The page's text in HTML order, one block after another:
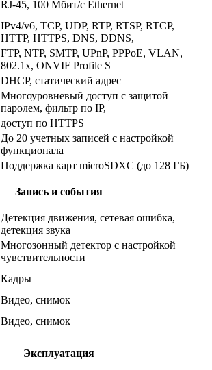
RJ-45, 100 Мбит/с Ethernet
IPv4/v6, TCP, UDP, RTP, RTSP, RTCP,
HTTP, HTTPS, DNS, DDNS,
FTP, NTP, SMTP, UPnP, PPPoE, VLAN,
802.1x, ONVIF Profile S
DHCP, статический адрес
Многоуровневый доступ с защитой
паролем, фильтр по IP,
доступ по HTTPS
До 20 учетных записей с настройкой
функционала
Поддержка карт microSDXC (до 128 ГБ)
Запись и события
Детекция движения, сетевая ошибка,
детекция звука
Многозонный детектор с настройкой
чувствительности
Кадры
Видео, снимок
Видео, снимок
Эксплуатация